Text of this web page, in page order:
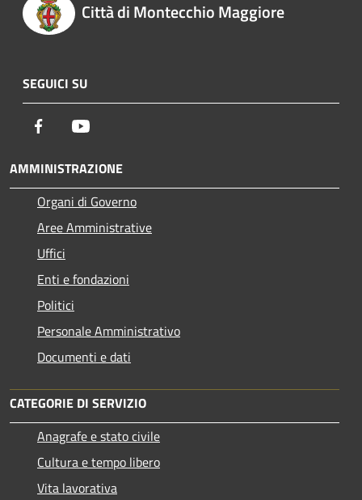
Città di Montecchio Maggiore
SEGUICI SU
Facebook
AMMINISTRAZIONE
Organi di Governo
Aree Amministrative
Uffici
Enti e fondazioni
Politici
Personale Amministrativo
Documenti e dati
CATEGORIE DI SERVIZIO
Anagrafe e stato civile
Cultura e tempo libero
Vita lavorativa